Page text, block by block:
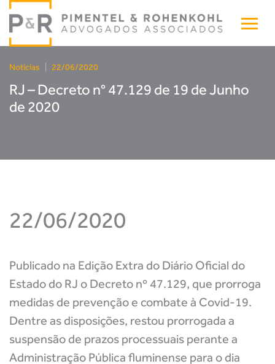
Notícias 22/06/2020
RJ – Decreto n° 47.129 de 19 de Junho
de 2020
22/06/2020
Publicado na Edição Extra do Diário Oficial do
Estado do RJ o Decreto nº 47.129, que prorroga
medidas de prevenção e combate à Covid-19.
Dentre as disposições, restou prorrogada a
suspensão de prazos processuais perante a
Administração Pública fluminense para o dia